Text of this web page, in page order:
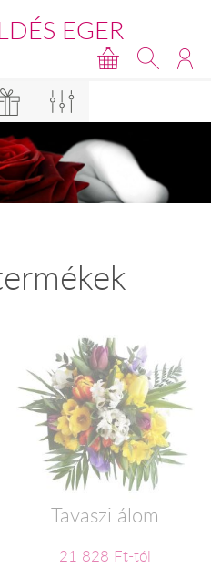
EGER
Tavaszi álom
21 828 Ft-tól